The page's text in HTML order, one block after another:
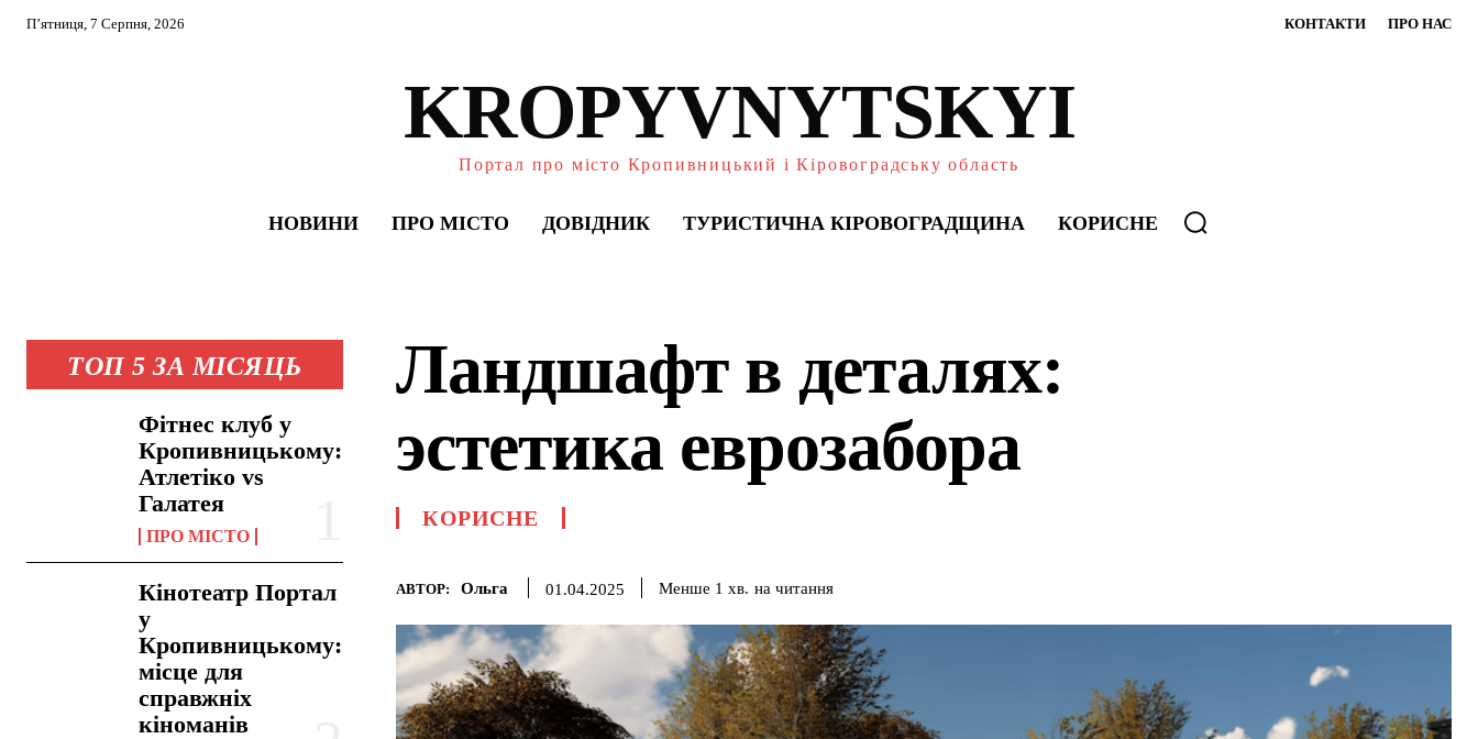
П’ятниця, 7 Серпня, 2026 КОНТАКТИ ПРО НАС
KROPYVNYTSKYI
Портал про місто Кропивницький і Кіровоградську область
НОВИНИ ПРО МІСТО ДОВІДНИК ТУРИСТИЧНА КІРОВОГРАДЩИНА КОРИСНЕ
ТОП 5 ЗА МІСЯЦЬ
Фітнес клуб у
Кропивницькому:
Атлетіко vs
Галатея
ПРО МІСТО
Кінотеатр Портал
у
Кропивницькому:
місце для
справжніх
кіноманів
Ландшафт в деталях:
эстетика еврозабора
КОРИСНЕ
АВТОР: Ольга 01.04.2025 Менше 1 хв. на читання